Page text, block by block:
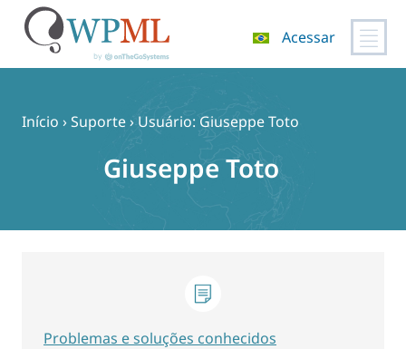
Acessar
Início ›Suporte› Usuário: Giuseppe Toto
Giuseppe Toto
Problemas e soluções conhecidos